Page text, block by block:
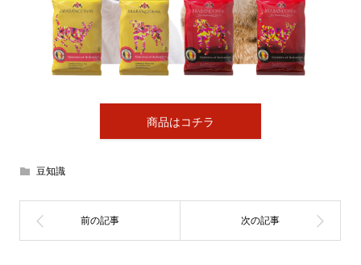
商品はコチラ
豆知識